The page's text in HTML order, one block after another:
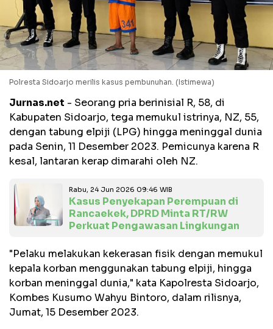
Polresta Sidoarjo merilis kasus pembunuhan. (Istimewa)
Jurnas.net - Seorang pria berinisial R, 58, di
Kabupaten Sidoarjo, tega memukul istrinya, NZ, 55,
dengan tabung elpiji (LPG) hingga meninggal dunia
pada Senin, 11 Desember 2023. Pemicunya karena R
kesal, lantaran kerap dimarahi oleh NZ.
Rabu, 24 Jun 2026 09:46 WIB
Kasus Penyekapan Perempuan di
Rancaekek, DPRD Minta RT/RW
Perkuat Pengawasan Lingkungan
"Pelaku melakukan kekerasan fisik dengan memukul
kepala korban menggunakan tabung elpiji, hingga
korban meninggal dunia," kata Kapolresta Sidoarjo,
Kombes Kusumo Wahyu Bintoro, dalam rilisnya,
Jumat, 15 Desember 2023.